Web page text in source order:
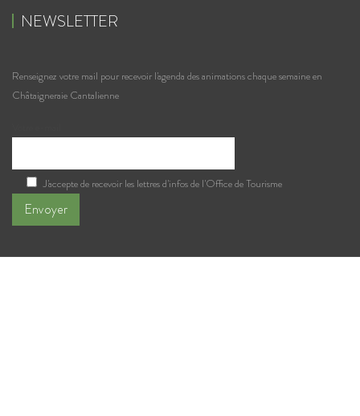
NEWSLETTER
Renseignez votre mail pour recevoir l'agenda des animations chaque semaine en
Châtaigneraie Cantalienne
J'accepte de recevoir les lettres d'infos de l'Office de Tourisme